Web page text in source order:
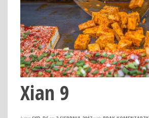
Xian 9